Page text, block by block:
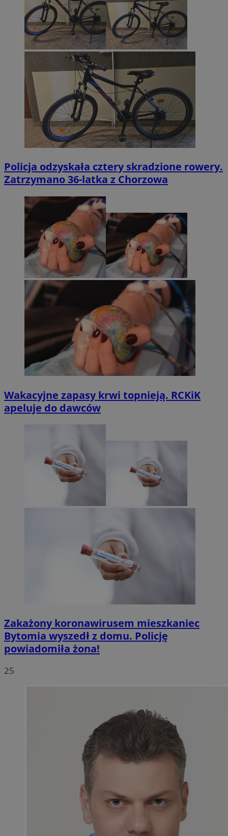
Policja odzyskała cztery skradzione rowery.
Zatrzymano 36-latka z Chorzowa
Wakacyjne zapasy krwi topnieją. RCKiK
apeluje do dawców
Zakażony koronawirusem mieszkaniec
Bytomia wyszedł z domu. Policję
powiadomiła żona!
25